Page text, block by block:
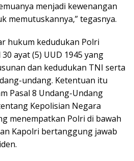
menjadi kewenangan
memutuskannya,” tegasnya.
hukum kedudukan Polri
ayat (5) UUD 1945 yang
dan kedudukan TNI serta
undang. Ketentuan itu
Pasal 8 Undang-Undang
Kepolisian Negara
menempatkan Polri di bawah
Kapolri bertanggung jawab